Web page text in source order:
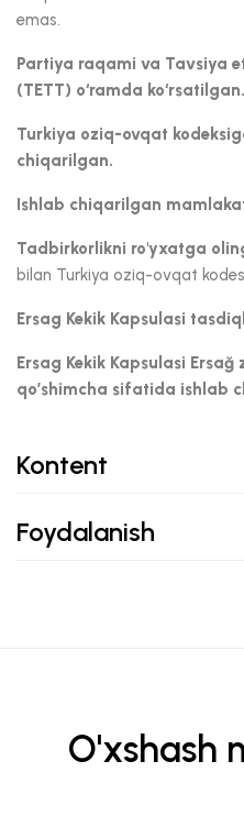
emas.
Partiya raqami va Tavsiya
(TETT) o‘ramda ko‘rsatilgan.
Turkiya oziq-ovqat
chiqarilgan.
Ishlab chiqarilgan
Tadbirkorlikni ro'yxatga
bilan Turkiya oziq-ovqat
Ersag Kekik Kapsulasi
Ersag Kekik Kapsulasi Ersağ
qo’shimcha sifatida ishlab
Kontent
Foydalanish
O'xshash